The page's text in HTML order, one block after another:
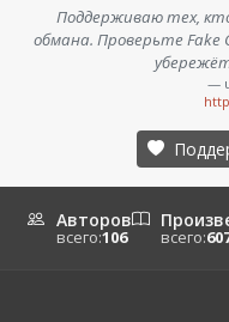
Поддерживаю тех,
обмана. Проверьте Fake
—
Авторов
всего:106 всего: